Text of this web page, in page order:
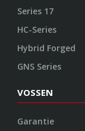
Series 17
HC-Series
Hybrid Forged
GNS Series
VOSSEN
Garantie